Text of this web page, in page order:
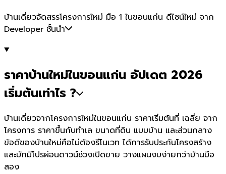
บ้านเดี่ยวจัดสรรโครงการใหม่ มือ 1 ในขอนแก่น ดีไซน์ใหม่ จาก
Developer ชั้นนำ
ราคาบ้านใหม่ในขอนแก่น อัปเดต 2026
เริ่มต้นเท่าไร ?
บ้านเดี่ยวจากโครงการใหม่ในขอนแก่น ราคาเริ่มต้นที่ เฉลี่ย จาก
โครงการ ราคาขึ้นกับทำเล ขนาดที่ดิน แบบบ้าน และส่วนกลาง
ข้อดีของบ้านใหม่คือไม่ต้องรีโนเวท ได้การรับประกันโครงสร้าง
และมักมีโปรผ่อนดาวน์ช่วงเปิดขาย วางแผนงบง่ายกว่าบ้านมือ
สอง